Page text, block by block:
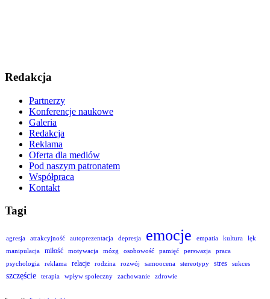
Redakcja
Partnerzy
Konferencje naukowe
Galeria
Redakcja
Reklama
Oferta dla mediów
Pod naszym patronatem
Współpraca
Kontakt
Tagi
agresja atrakcyjność autoprezentacja depresja emocje empatia kultura
lęk
manipulacja
miłość motywacja mózg osobowość pamięć perswazja
praca
psychologia
reklama relacje rodzina rozwój samoocena stereotypy stres sukces
szczęście terapia wpływ społeczny zachowanie zdrowie